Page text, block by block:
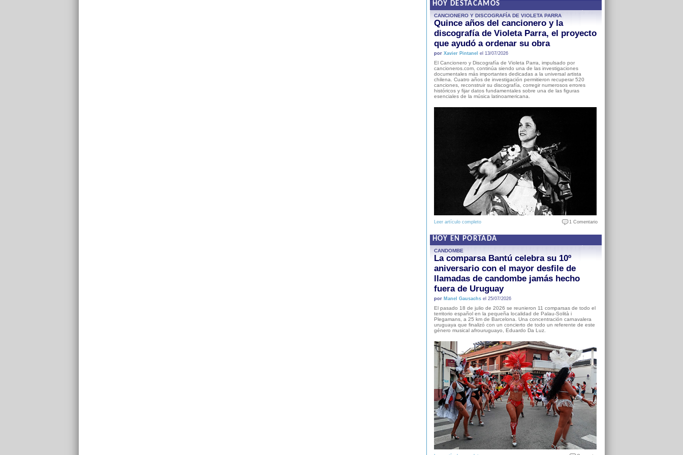
HOY DESTACAMOS
CANCIONERO Y DISCOGRAFÍA DE VIOLETA PARRA
Quince años del cancionero y la
discografía de Violeta Parra, el proyecto
que ayudó a ordenar su obra
por Xavier Pintanel el 13/07/2026
El Cancionero y Discografía de Violeta Parra, impulsado por
cancioneros.com, continúa siendo una de las investigaciones
documentales más importantes dedicadas a la universal artista
chilena. Cuatro años de investigación permitieron recuperar 520
canciones, reconstruir su discografía, corregir numerosos errores
históricos y fijar datos fundamentales sobre una de las figuras
esenciales de la música latinoamericana.
Leer artículo completo 1 Comentario
HOY EN PORTADA
CANDOMBE
La comparsa Bantú celebra su 10º
aniversario con el mayor desfile de
llamadas de candombe jamás hecho
fuera de Uruguay
por Manel Gausachsel 25/07/2026
El pasado 18 de julio de 2026 se reunieron 11 comparsas de todo el
territorio español en la pequeña localidad de Palau-Solità i
Plegamans, a 25 km de Barcelona. Una concentración carnavalera
uruguaya que finalizó con un concierto de todo un referente de este
género musical afrouruguayo, Eduardo Da Luz.